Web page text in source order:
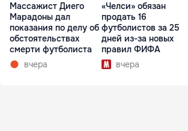
Массажист Диего
Марадоны дал
показания по делу об
обстоятельствах
смерти футболиста
вчера
«Челси» обязан
продать 16
футболистов за 25
дней из-за новых
правил ФИФА
вчера